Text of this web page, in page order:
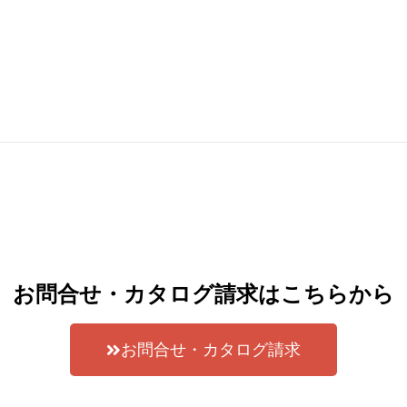
お問合せ・カタログ請求はこちらから
お問合せ・カタログ請求